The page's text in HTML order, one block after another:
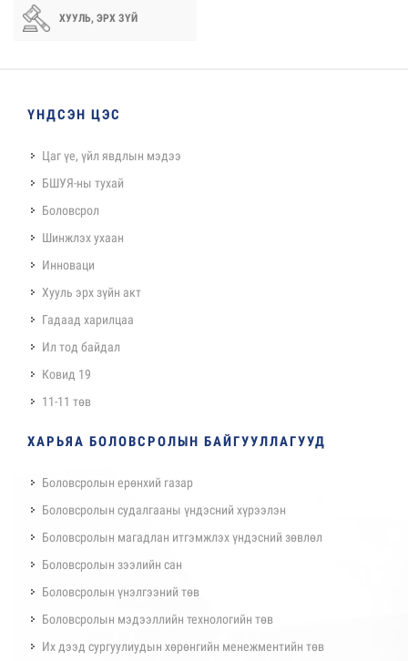
ХУУЛЬ, ЭРХ ЗҮЙ
ҮНДСЭН ЦЭС
Цаг үе, үйл явдлын мэдээ
БШУЯ-ны тухай
Боловсрол
Шинжлэх ухаан
Инноваци
Хууль эрх зүйн акт
Гадаад харилцаа
Ил тод байдал
Ковид 19
11-11 төв
ХАРЬЯА БОЛОВСРОЛЫН БАЙГУУЛЛАГУУД
Боловсролын ерөнхий газар
Боловсролын судалгааны үндэсний хүрээлэн
Боловсролын магадлан итгэмжлэх үндэсний зөвлөл
Боловсролын зээлийн сан
Боловсролын үнэлгээний төв
Боловсролын мэдээллийн технологийн төв
Их дээд сургуулиудын хөрөнгийн менежментийн төв